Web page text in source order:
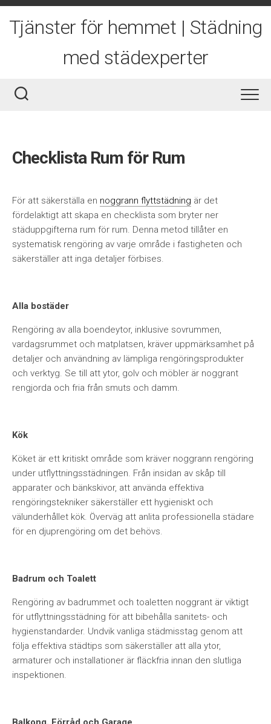
Skip
content
Tjänster för hemmet | Städning
med städexperter
Checklista Rum för Rum
För att säkerställa en noggrann flyttstädning är det
fördelaktigt att skapa en checklista som bryter ner
städuppgifterna rum för rum. Denna metod tillåter en
systematisk rengöring av varje område i fastigheten och
säkerställer att inga detaljer förbises.
Alla bostäder
Rengöring av alla boendeytor, inklusive sovrummen,
vardagsrummet och matplatsen, kräver uppmärksamhet på
detaljer och användning av lämpliga rengöringsprodukter
och verktyg. Se till att ytor, golv och möbler är noggrant
rengjorda och fria från smuts och damm.
Kök
Köket är ett kritiskt område som kräver noggrann rengöring
under utflyttningsstädningen. Från insidan av skåp till
apparater och bänkskivor, att använda effektiva
rengöringstekniker säkerställer ett hygieniskt och
välunderhållet kök. Överväg att anlita professionella städare
för en djuprengöring om det behövs.
Badrum och Toalett
Rengöring av badrummet och toaletten noggrant är viktigt
för utflyttningsstädning för att bibehålla sanitets- och
hygienstandarder. Undvik vanliga städmisstag genom att
följa effektiva städtips som säkerställer att alla ytor,
armaturer och installationer är fläckfria innan den slutliga
inspektionen.